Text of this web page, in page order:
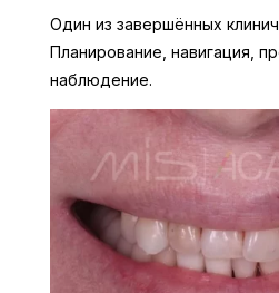
Один из завершённых
Планирование, навигация,
наблюдение.